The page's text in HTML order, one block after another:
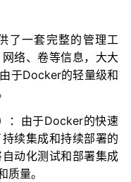
了一套完整的管理工
络、卷等信息，大大
于Docker的轻量级和
：由于Docker的快速
续集成和持续部署的
动化测试和部署集成
量。